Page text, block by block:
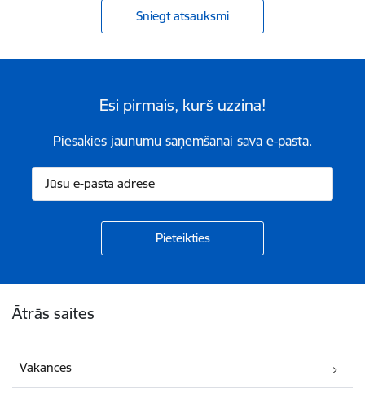
Sniegt atsauksmi
Esi pirmais, kurš uzzina!
Piesakies jaunumu saņemšanai savā e-pastā.
Ātrās saites
Vakances